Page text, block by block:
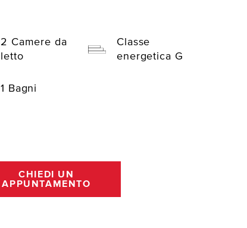
2 Camere da
letto
Classe
energetica G
1 Bagni
CHIEDI UN
APPUNTAMENTO